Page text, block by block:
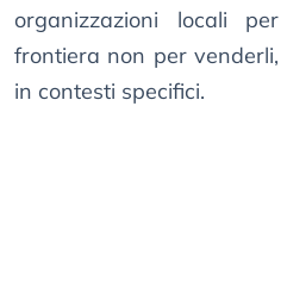
organizzazioni locali
frontiera non per
in contesti specifici.